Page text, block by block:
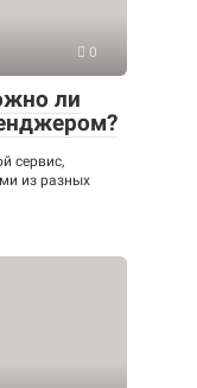
0
ли
сервис,
из разных